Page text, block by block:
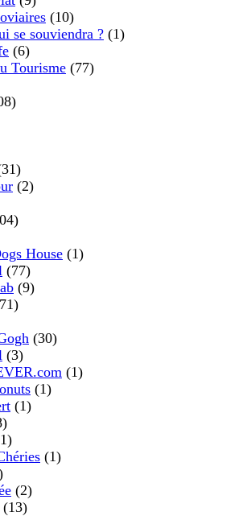
(10)
se souviendra ? (1)
(6)
Tourisme (77)
(2)
House (1)
(77)
(9)
(30)
(3)
(1)
(1)
(1)
(1)
(2)
(13)